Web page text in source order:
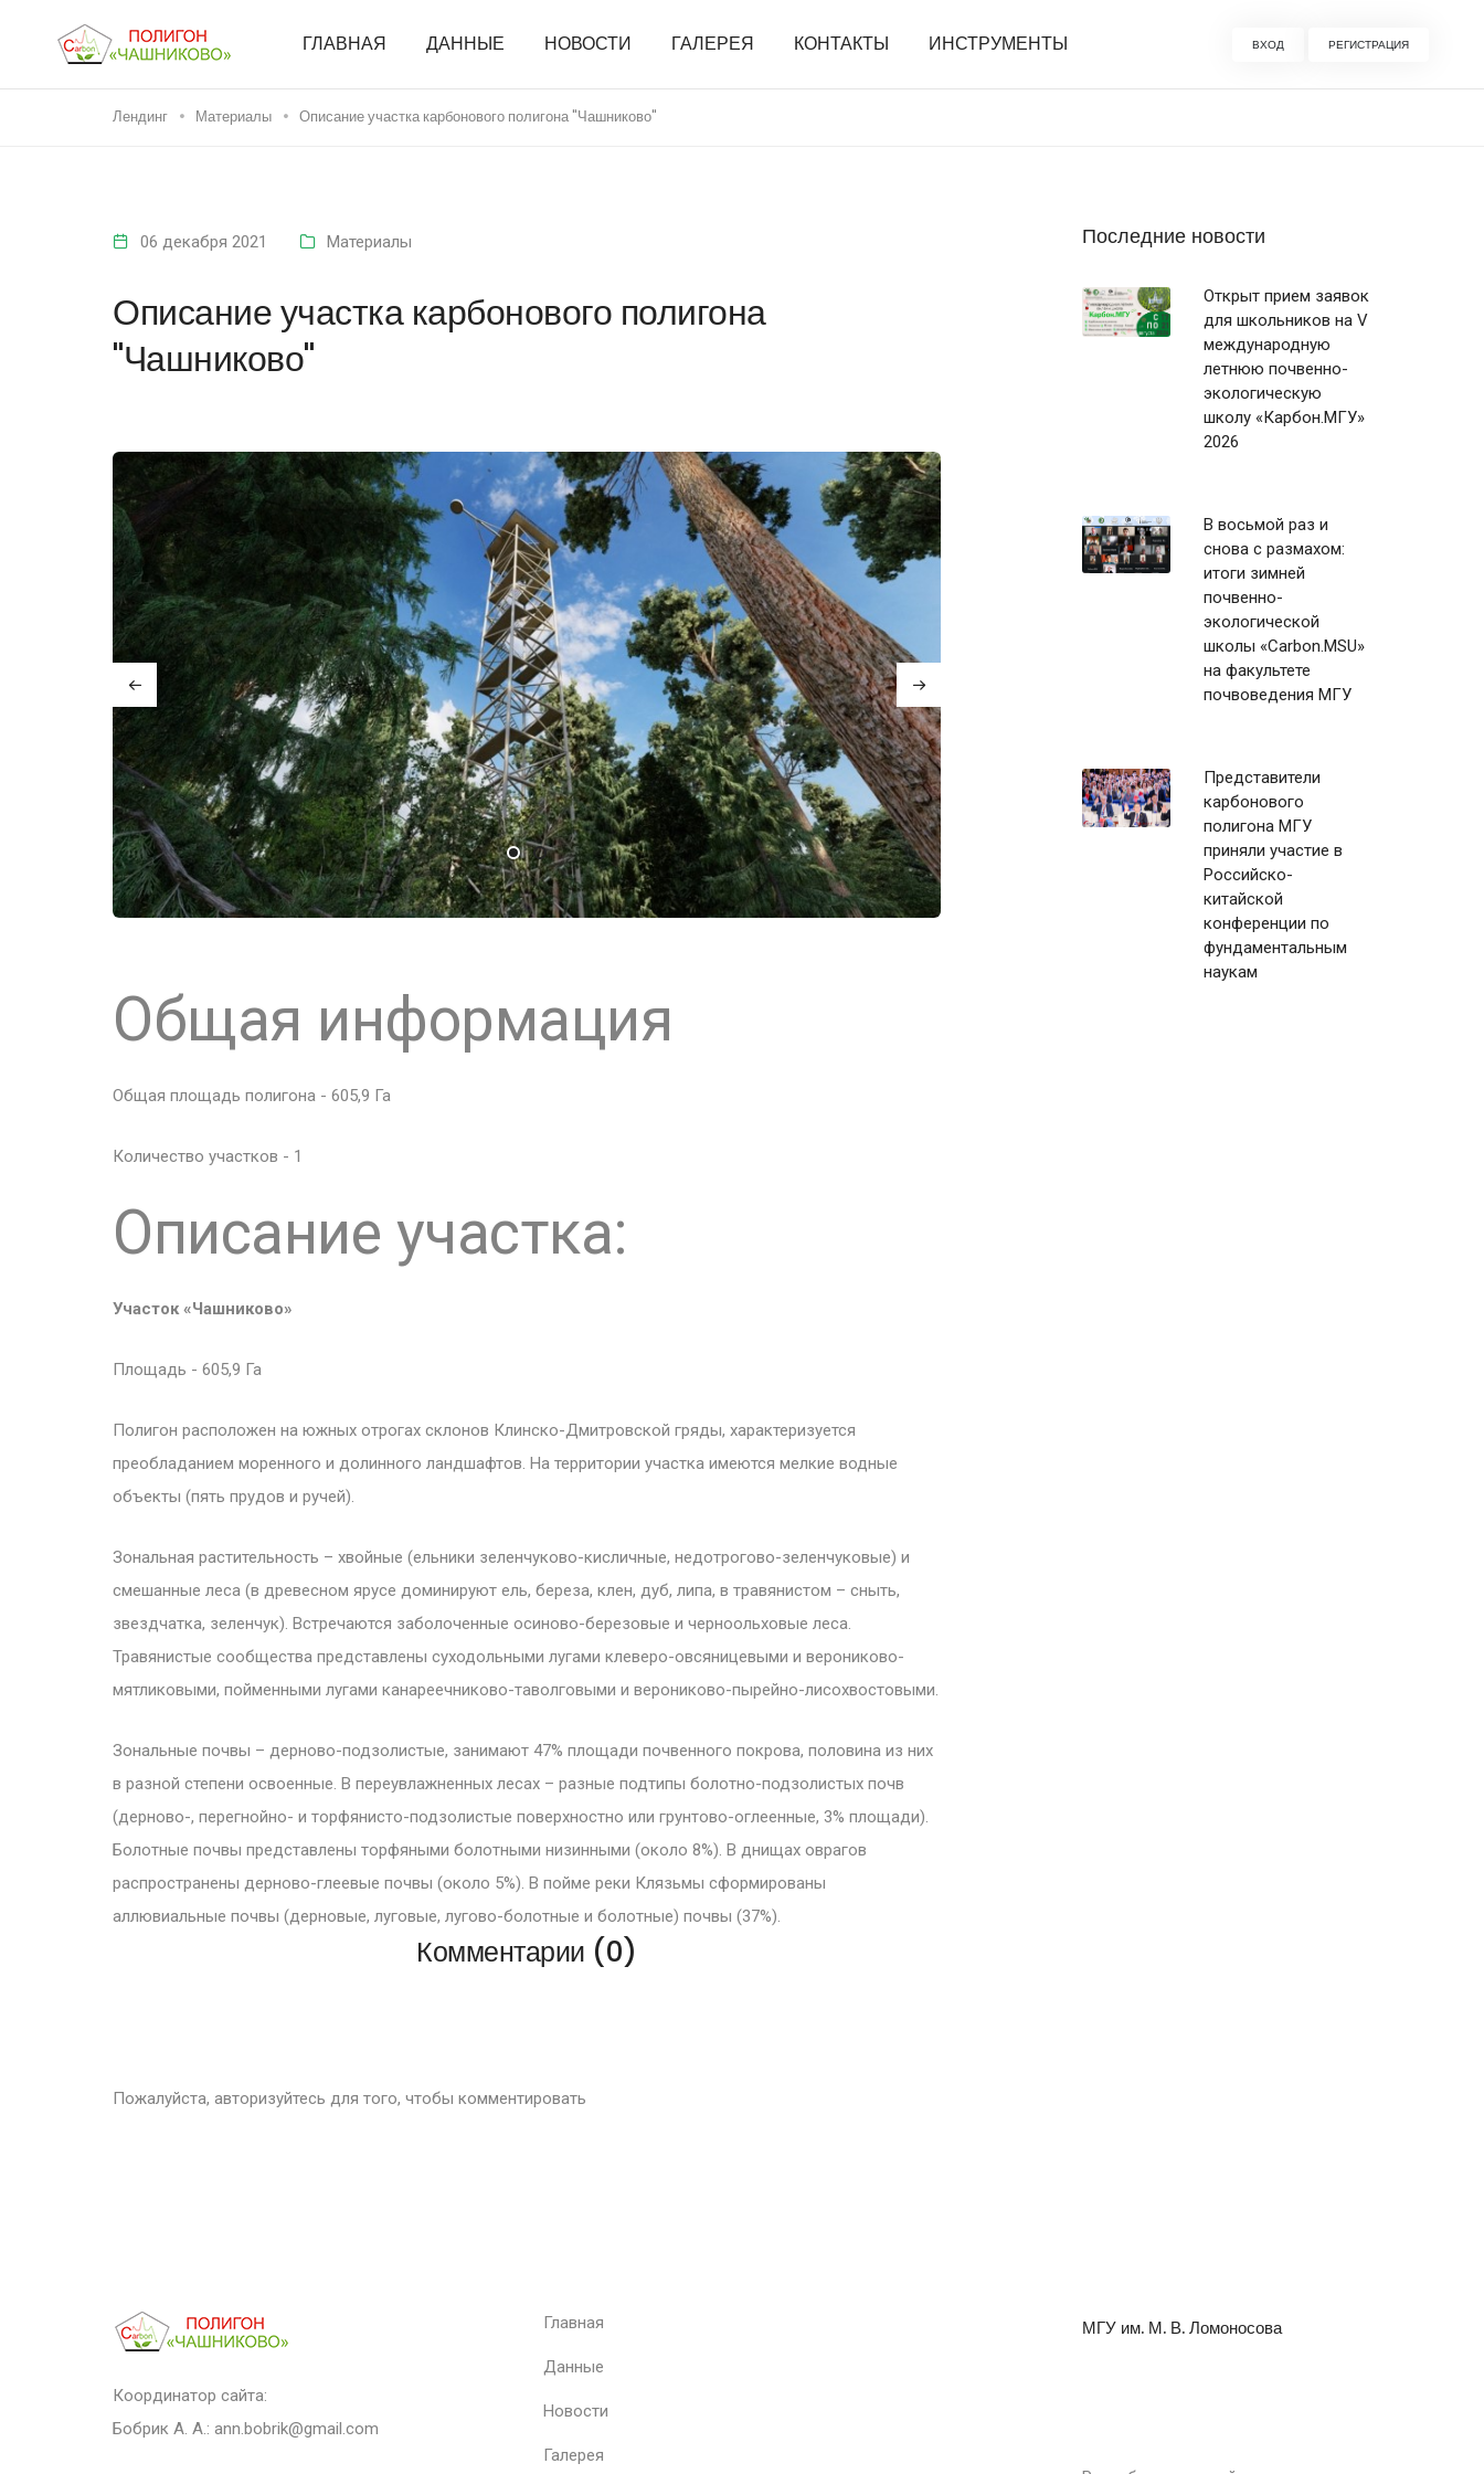
ГЛАВНАЯ ДАННЫЕ НОВОСТИ ГАЛЕРЕЯ КОНТАКТЫ ИНСТРУМЕНТЫ ВХОД РЕГИСТРАЦИЯ
Лендинг Материалы Описание участка карбонового полигона "Чашниково"
06 декабря 2021 Материалы
Описание участка карбонового полигона
"Чашниково"
Общая информация
Общая площадь полигона - 605,9 Га
Количество участков - 1
Описание участка:
Участок «Чашниково»
Площадь - 605,9 Га
Полигон расположен на южных отрогах склонов Клинско-Дмитровской гряды, характеризуется
преобладанием моренного и долинного ландшафтов. На территории участка имеются мелкие водные
объекты (пять прудов и ручей).
Зональная растительность – хвойные (ельники зеленчуково-кисличные, недотрогово-зеленчуковые) и
смешанные леса (в древесном ярусе доминируют ель, береза, клен, дуб, липа, в травянистом – сныть,
звездчатка, зеленчук). Встречаются заболоченные осиново-березовые и черноольховые леса.
Травянистые сообщества представлены суходольными лугами клеверо-овсяницевыми и верониково-
мятликовыми, пойменными лугами канареечниково-таволговыми и верониково-пырейно-лисохвостовыми.
Зональные почвы – дерново-подзолистые, занимают 47% площади почвенного покрова, половина из них
в разной степени освоенные. В переувлажненных лесах – разные подтипы болотно-подзолистых почв
(дерново-, перегнойно- и торфянисто-подзолистые поверхностно или грунтово-оглеенные, 3% площади).
Болотные почвы представлены торфяными болотными низинными (около 8%). В днищах оврагов
распространены дерново-глеевые почвы (около 5%). В пойме реки Клязьмы сформированы
аллювиальные почвы (дерновые, луговые, лугово-болотные и болотные) почвы (37%).
Комментарии (0)
Пожалуйста, авторизуйтесь для того, чтобы комментировать
Последние новости
Открыт прием заявок
для школьников на V
международную
летнюю почвенно-
экологическую
школу «Карбон.МГУ»
2026
В восьмой раз и
снова с размахом:
итоги зимней
почвенно-
экологической
школы «Carbon.MSU»
на факультете
почвоведения МГУ
Представители
карбонового
полигона МГУ
приняли участие в
Российско-
китайской
конференции по
фундаментальным
наукам
Координатор сайта:
Бобрик А. А.: ann.bobrik@gmail.com
Главная
Данные
Новости
Галерея
МГУ им. М. В. Ломоносова